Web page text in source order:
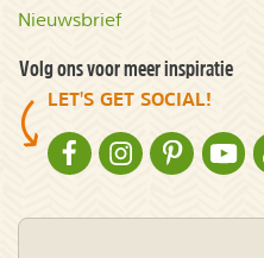
Nieuwsbrief
Volg ons voor meer inspiratie
LET'S GET SOCIAL!
NATURESCANNER OP
NATURESCANNER